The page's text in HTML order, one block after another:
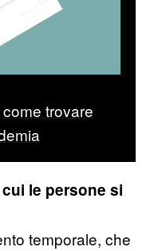
trovare
le persone si
temporale, che